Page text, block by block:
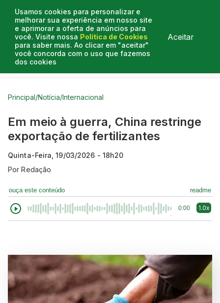
Usamos cookies para personalizar e
melhorar sua experiência em nosso site
e aprimorar a oferta de anúncios para
você. Visite nossa Política de Cookies
para saber mais. Ao clicar em "aceitar"
você concorda com o uso que fazemos
dos cookies
Aceitar
Curtas do Poder
Principal/Notícia/Internacional
Em meio à guerra, China restringe
exportação de fertilizantes
Quinta-Feira, 19/03/2026 - 18h20
PorRedação
ouça este conteúdo readme
0:00 1.0x